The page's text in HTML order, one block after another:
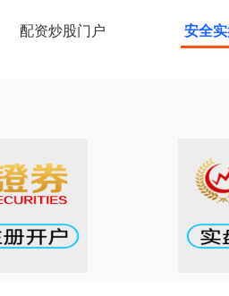
配资炒股门户 安全